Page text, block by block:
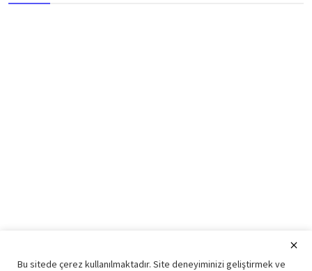
Bu sitede çerez kullanılmaktadır. Site deneyiminizi geliştirmek ve